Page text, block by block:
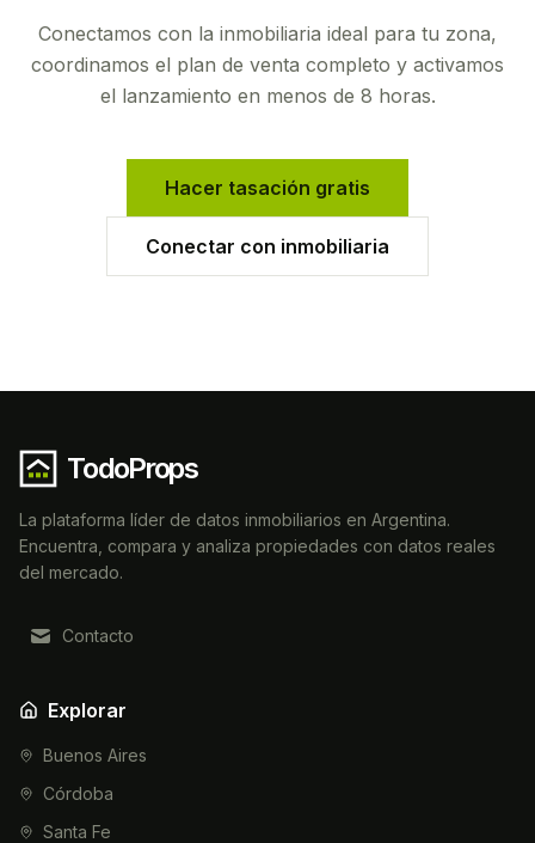
Conectamos con la inmobiliaria ideal para tu zona,
coordinamos el plan de venta completo y activamos
el lanzamiento en menos de 8 horas.
Hacer tasación gratis
Conectar con inmobiliaria
TodoProps
La plataforma líder de datos inmobiliarios en Argentina.
Encuentra, compara y analiza propiedades con datos reales
del mercado.
Contacto
Explorar
Buenos Aires
Córdoba
Santa Fe